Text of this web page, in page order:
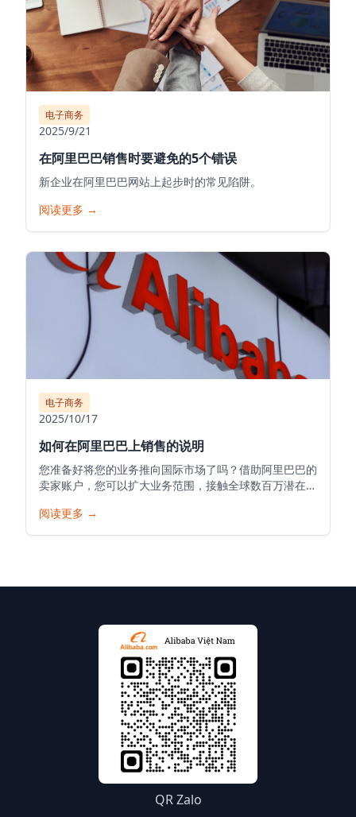
电子商务
2025/9/21
在阿里巴巴销售时要避免的5个错误
新企业在阿里巴巴网站上起步时的常见陷阱。
阅读更多 →
电子商务
2025/10/17
如何在阿里巴巴上销售的说明
您准备好将您的业务推向国际市场了吗？借助阿里巴巴的
卖家账户，您可以扩大业务范围，接触全球数百万潜在客
销售之旅的详细指南。
阅读更多 →
QR Zalo